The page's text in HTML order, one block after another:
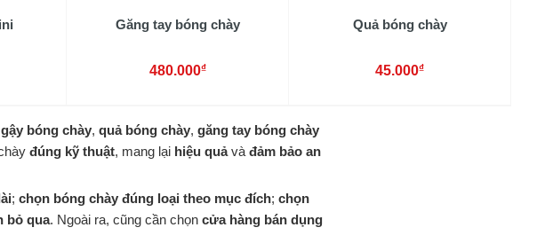
Găng tay bóng chày
480.000₫
Quả bóng chày
45.000₫
gậy bóng chày, quả bóng chày, găng tay bóng chày
đúng kỹ thuật, mang lại hiệu quảvà đảm bảo an
; chọn bóng chày đúng loại theo mục đích; chọn
bỏ qua. Ngoài ra, cũng cần chọn cửa hàng bán dụng